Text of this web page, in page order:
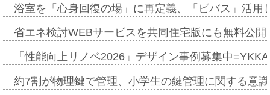
浴室を「心身回復の場」に再定義、「ビバス」活
省エネ検討WEBサービスを共同住宅版にも無料公
「性能向上リノベ2026」デザイン事例募集中
約7割が物理鍵で管理、小学生の鍵管理に関する意